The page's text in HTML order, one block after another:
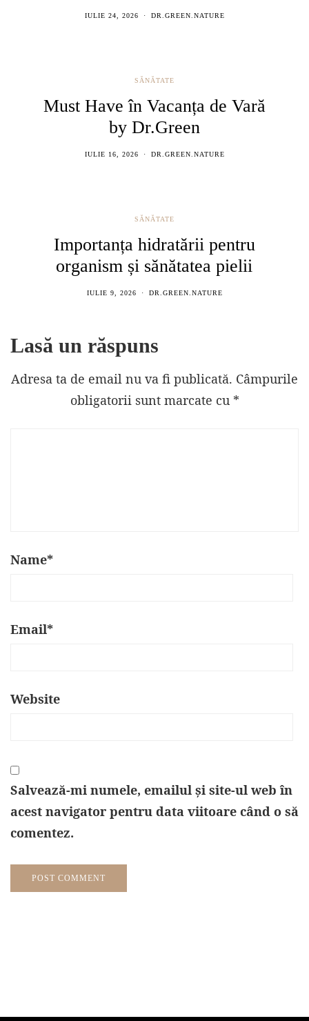
IULIE 24, 2026 DR.GREEN.NATURE
SĂNĂTATE
Must Have în Vacanța de Vară
by Dr.Green
IULIE 16, 2026 DR.GREEN.NATURE
SĂNĂTATE
Importanța hidratării pentru
organism și sănătatea pielii
IULIE 9, 2026 DR.GREEN.NATURE
Lasă un răspuns
Adresa ta de email nu va fi publicată. Câmpurile
obligatorii sunt marcate cu *
Name*
Email*
Website
Salvează-mi numele, emailul și site-ul web în
acest navigator pentru data viitoare când o să
comentez.